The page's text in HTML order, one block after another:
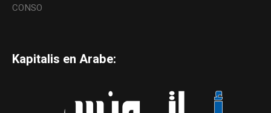
CONSO
Kapitalis en Arabe: